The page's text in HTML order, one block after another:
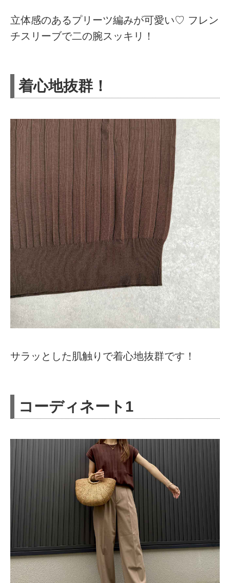
立体感のあるプリーツ編みが可愛い♡ フレン
チスリーブで二の腕スッキリ！
着心地抜群！
サラッとした肌触りで着心地抜群です！
コーディネート1